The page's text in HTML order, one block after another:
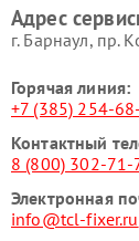
Адрес
г. Барнаул, ​пр.
Горячая линия:
+7 (385) 254-
Контактный
8 (800) 302-71-
Электронная
info@tcl-fixer.ru